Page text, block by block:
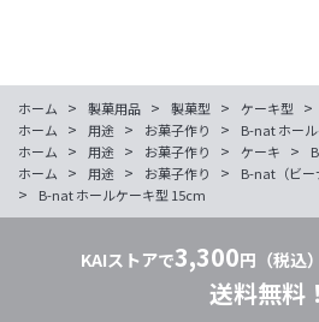
ホーム > 製菓用品 > 製菓型 > ケーキ型 >
ホーム
> 用途 > お菓子作り >
B-nat ホー
ホーム
> 用途 > お菓子作り > ケーキ >
ホーム
> 用途 > お菓子作り > B-nat（ビー
> B-nat ホールケーキ型 15cm
KAIストアで3,300円（税込
送料無料！